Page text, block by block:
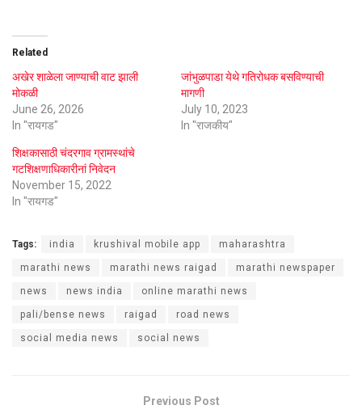
Related
अखेर शाळेला जाण्याची वाट झाली
मोकळी
June 26, 2026
In "रायगड"
जांभुळपाडा येथे गतिरोधक बसविण्याची
मागणी
July 10, 2023
In "राजकीय"
शिक्षकासाठी चंदरगाव ग्रामस्थांचे
गटशिक्षणाधिकारीनां निवेदन
November 15, 2022
In "रायगड"
Tags: india krushival mobile app maharashtra
marathi news marathi news raigad marathi newspaper
news news india online marathi news
pali/bense news raigad road news
social media news social news
Previous Post